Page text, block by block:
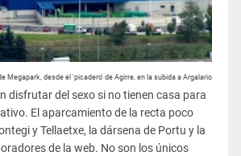
Megapark, desde el 'picadero' de Agirre, en la subida a Argalario
disfrutar del sexo si no tienen casa para
El aparcamiento de la recta poco
y Tellaetxe, la dársena de Portu y la
de la web. No son los únicos